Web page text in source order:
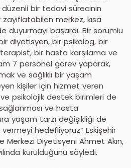
bir tedavi sürecinin
merkez, kısa
duyurmayı başardı. Bir sorumlu
diyetisyen, bir psikolog, bir
bir hasta karşılama ve
7 personel görev yaparak,
ve sağlıklı bir yaşam
kişiler için hizmet veren
psikolojik destek birimleri de
ve hasta
yaşam tarzı değişikliği de
vermeyi hedefliyoruz” Eskişehir
Merkezi Diyetisyeni Ahmet Akın,
kurulduğunu söyledi.